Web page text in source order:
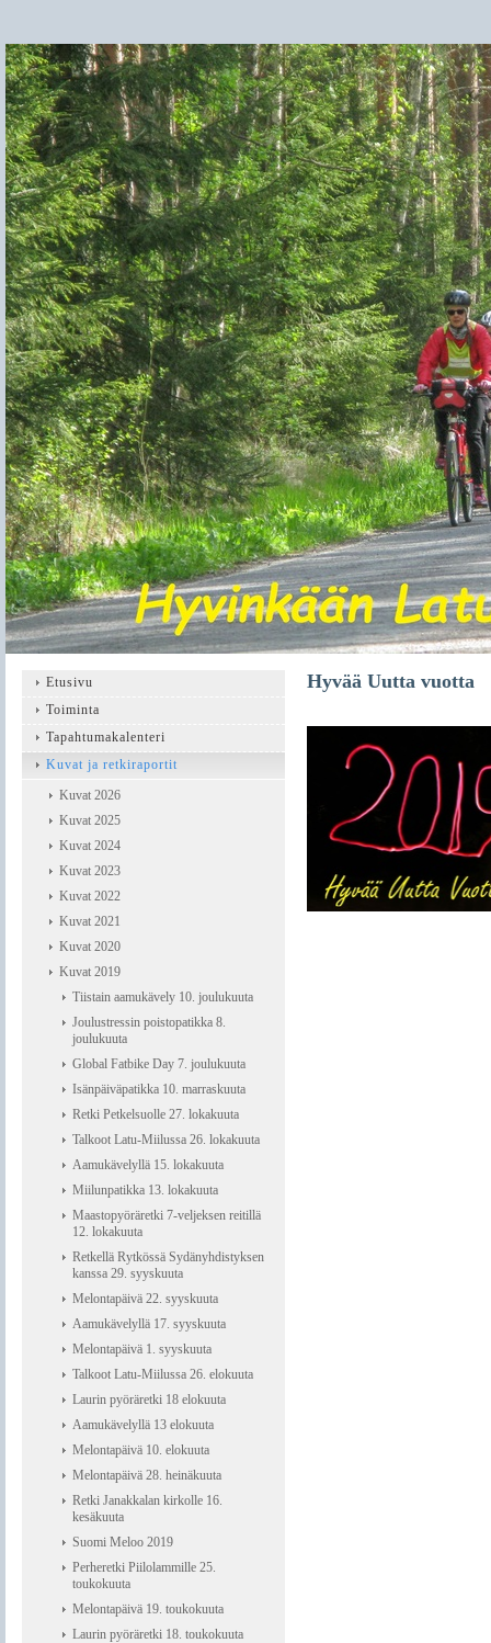
Hyvää Uutta vuotta
Etusivu
Toiminta
Tapahtumakalenteri
Kuvat ja retkiraportit
Kuvat 2026
Kuvat 2025
Kuvat 2024
Kuvat 2023
Kuvat 2022
Kuvat 2021
Kuvat 2020
Kuvat 2019
Tiistain aamukävely 10. joulukuuta
Joulustressin poistopatikka 8.
joulukuuta
Global Fatbike Day 7. joulukuuta
Isänpäiväpatikka 10. marraskuuta
Retki Petkelsuolle 27. lokakuuta
Talkoot Latu-Miilussa 26. lokakuuta
Aamukävelyllä 15. lokakuuta
Miilunpatikka 13. lokakuuta
Maastopyöräretki 7-veljeksen reitillä
12. lokakuuta
Retkellä Rytkössä Sydänyhdistyksen
kanssa 29. syyskuuta
Melontapäivä 22. syyskuuta
Aamukävelyllä 17. syyskuuta
Melontapäivä 1. syyskuuta
Talkoot Latu-Miilussa 26. elokuuta
Laurin pyöräretki 18 elokuuta
Aamukävelyllä 13 elokuuta
Melontapäivä 10. elokuuta
Melontapäivä 28. heinäkuuta
Retki Janakkalan kirkolle 16.
kesäkuuta
Suomi Meloo 2019
Perheretki Piilolammille 25.
toukokuuta
Melontapäivä 19. toukokuuta
Laurin pyöräretki 18. toukokuuta